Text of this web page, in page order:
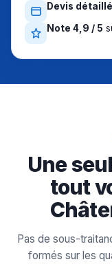
Devis détaillé
Note 4,9 / 5
Une
tout
Pas de sous-
formés sur les